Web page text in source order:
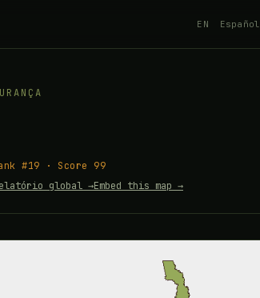
EN Español
#19 · Score 99
global →Embed this map →